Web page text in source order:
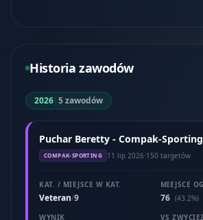
Historia zawodów
2026|5 zawodów
Puchar Beretty - Compak-
COMPAK-SPORTING 11 lip 2026·150 targetów
KAT. / MIEJSCE W KAT.
Veteran/9
MIEJSCE
76 (43.2%)
WYNIK
VS